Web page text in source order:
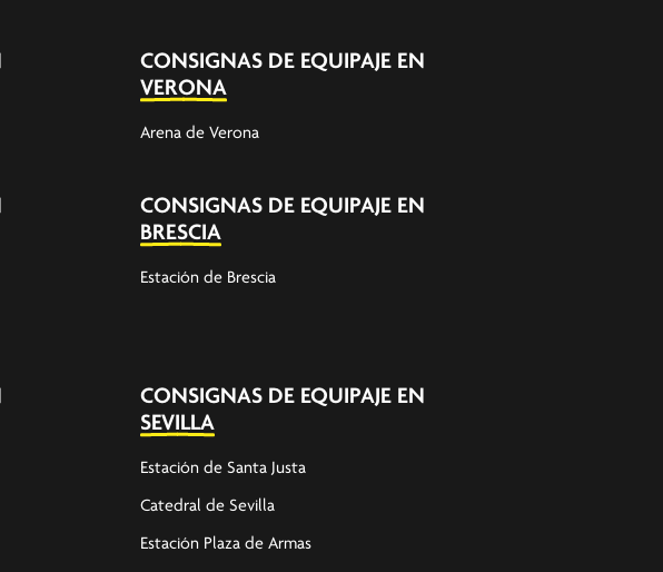
CONSIGNAS DE EQUIPAJE EN
VERONA
Arena de Verona
CONSIGNAS DE EQUIPAJE EN
BRESCIA
Estación de Brescia
CONSIGNAS DE EQUIPAJE EN
SEVILLA
Estación de Santa Justa
Catedral de Sevilla
Estación Plaza de Armas